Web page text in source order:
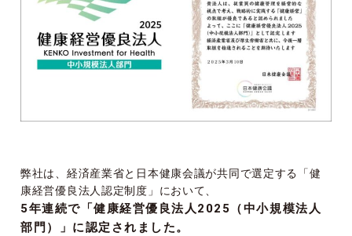
弊社は、経済産業省と日本健康会議が共同で選定する「健
康経営優良法人認定制度」において、
5年連続で「健康経営優良法人2025（中小規模法人
部門）」に認定されました。